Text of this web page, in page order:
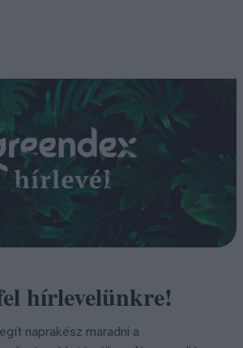
hírlevelünkre!
naprakész maradni a